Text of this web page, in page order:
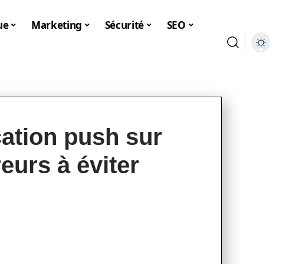
Marketing Sécurité SEO
push sur
à éviter